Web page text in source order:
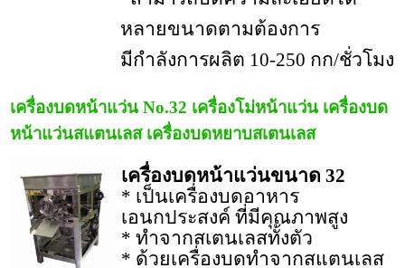
หลายขนาดตามต้องการ
มีกำลังการผลิต 10-250 กก/ชั่วโมง
เครื่องบดหน้าแว่น No.32 เครื่องโม่หน้าแว่น เครื่องบด
หน้าแว่นสแตนเลส เครื่องบดหยาบสเตนเลส
เครื่องบดหน้าแว่นขนาด 32
* เป็นเครื่องบดอาหาร
เอนกประสงค์ ที่มีคุณภาพสูง
* ทำจากสเตนเลสทั้งตัว
* ด้วยเครื่องบดทำจากสแตนเลส